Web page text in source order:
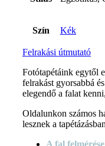
Szín Kék
Felrakási útmutató
Fotótapétáink egytől
felrakást gyorsabbá
elegendő a falat
Oldalunkon számos
lesznek a